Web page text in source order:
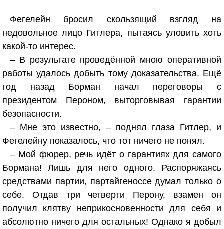
Фегелейн бросил скользящий взгляд на
недовольное лицо Гитлера, пытаясь уловить хоть
какой-то интерес.
– В результате проведённой мною оперативной
работы удалось добыть тому доказательства. Ещё
год назад Борман начал переговоры с
президентом Пероном, выторговывая гарантии
безопасности.
– Мне это известно, – поднял глаза Гитлер, и
Фегелейну показалось, что тот ничего не понял.
– Мой фюрер, речь идёт о гарантиях для самого
Бормана! Лишь для него одного. Распоряжаясь
средствами партии, партайгеноссе думал только о
себе. Отдав три четверти Перону, взамен он
получил клятву неприкосновенности для себя и
абсолютно ничего для остальных! Однако я добыл